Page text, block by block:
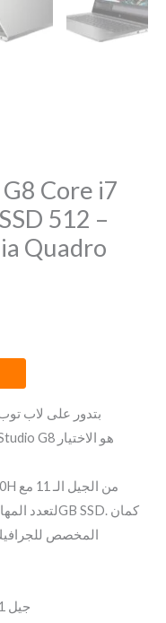
Core i7
512 –
Quadro
بتدور على لاب
المعالج: Intel Core i7-11850H – جيل 11 قوي